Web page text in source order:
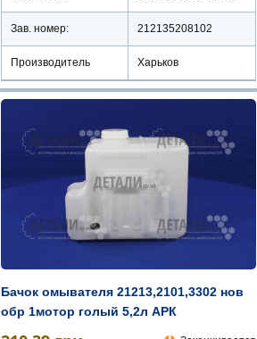
Зав. номер: 212135208102
Производитель Харьков
Бачок омывателя 21213,2101,3302 нов
обр 1мотор голый 5,2л АРК